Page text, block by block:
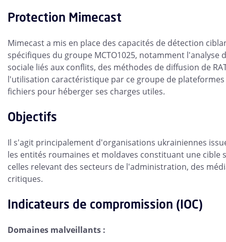
Protection Mimecast
Mimecast a mis en place des capacités de détection
spécifiques du groupe MCTO1025, notamment l'analyse
sociale liés aux conflits, des méthodes de diffusion de
l'utilisation caractéristique par ce groupe de
fichiers pour héberger ses charges utiles.
Objectifs
Il s'agit principalement d'organisations ukrainiennes
les entités roumaines et moldaves constituant une cible
celles relevant des secteurs de l'administration, des
critiques.
Indicateurs de compromission (IOC)
Domaines malveillants :